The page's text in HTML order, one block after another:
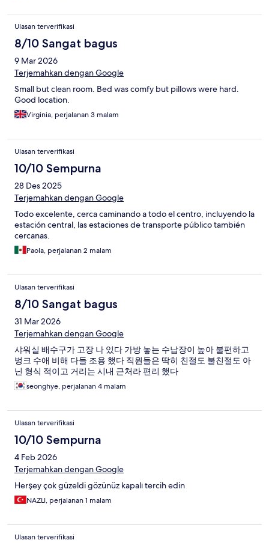
Ulasan terverifikasi
8/10 Sangat bagus
9 Mar 2026
Terjemahkan dengan Google
Small but clean room. Bed was comfy but pillows were hard.
Good location.
Virginia, perjalanan 3 malam
Ulasan terverifikasi
10/10 Sempurna
28 Des 2025
Terjemahkan dengan Google
Todo excelente, cerca caminando a todo el centro, incluyendo la
estación central, las estaciones de transporte público también
cercanas.
Paola, perjalanan 2 malam
Ulasan terverifikasi
8/10 Sangat bagus
31 Mar 2026
Terjemahkan dengan Google
샤워실 배수구가 고장 나 있다 가방 놓는 수납장이 높아 불편하고
벙크 수애 비해 다들 조용 했다 직원들은 딱히 친절도 불친절도 아
닌 형식 적이고 거리는 시내 근처라 편리 했다
seonghye, perjalanan 4 malam
Ulasan terverifikasi
10/10 Sempurna
4 Feb 2026
Terjemahkan dengan Google
Herşey çok güzeldi gözünüz kapalı tercih edin
NAZLI, perjalanan 1 malam
Ulasan terverifikasi